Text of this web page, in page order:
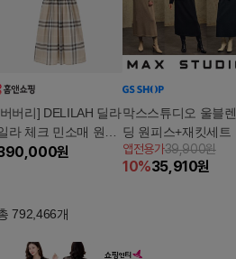
버리] DELILAH 딜라
라 체크 민소매 원피
8099411원
막스스튜디오 울블렌
딩 원피스+재킷세트
앱전용가39,900원
10%35,910원
792,466개